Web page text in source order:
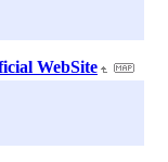
WebSite